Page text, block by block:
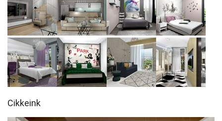
Cikkeink